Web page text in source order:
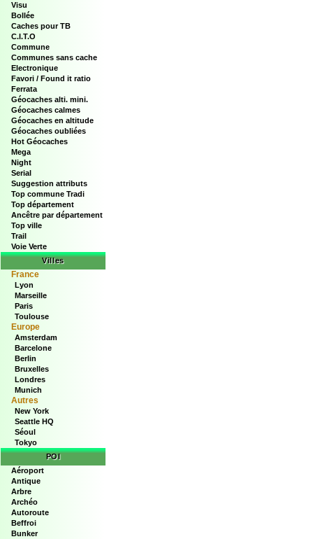
Visu
Bollée
Caches pour TB
C.I.T.O
Commune
Communes sans cache
Electronique
Favori / Found it ratio
Ferrata
Géocaches alti. mini.
Géocaches calmes
Géocaches en altitude
Géocaches oubliées
Hot Géocaches
Mega
Night
Serial
Suggestion attributs
Top commune Tradi
Top département
Ancêtre par département
Top ville
Trail
Voie Verte
Villes
France
Lyon
Marseille
Paris
Toulouse
Europe
Amsterdam
Barcelone
Berlin
Bruxelles
Londres
Munich
Autres
New York
Seattle HQ
Séoul
Tokyo
POI
Aéroport
Antique
Arbre
Archéo
Autoroute
Beffroi
Bunker